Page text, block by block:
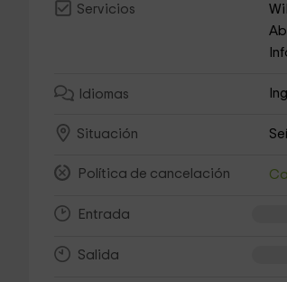
Servicios
Idiomas
Situación
Política de cancelación
Entrada
Salida